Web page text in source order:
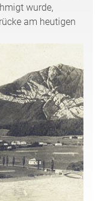
wurde,
am heutigen